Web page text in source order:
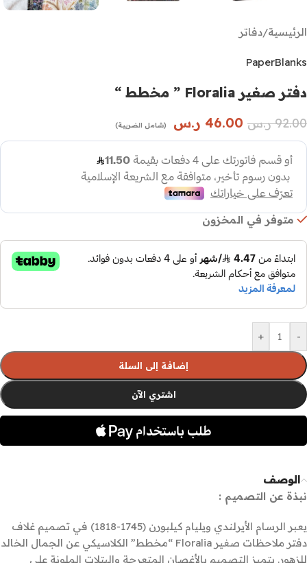
الرئيسية/دفاتر
PaperBlanks
دفتر صغير Floralia ” مخطط “
92.00 ر.س 46.00 ر.س (شامل الضريبة)
متوفر في المخزون
-
+
إضافة إلى السلة
اشتري الآن
الوصف
نبذة عن التصميم :
يعبر الرسام الأيرلندي ويليام كيلبورن (1745-1818) في تصميم غلاف
دفتر ملاحظات صغير Floralia “مخطط” الكلاسيكي عن الجمال الخالد
للزهور. يتميز التصميم بالأغصان المتعرجة والبتلات الملونة على